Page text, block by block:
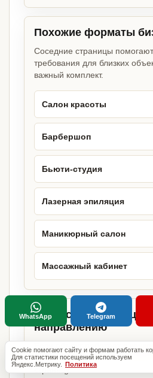
Похожие форматы
Соседние страницы
требования для близких
важный комплект.
Салон красоты
Барбершоп
Бьюти-студия
Лазерная эпиляция
Маникюрный салон
Массажный кабинет
Городские страницы
направлению
Если объект работает в
можно сразу открыть
страницу.
Cookie помогают сайту и формам работать
Для статистики посещений используем
Яндекс.Метрику. Политика
WhatsApp Telegram